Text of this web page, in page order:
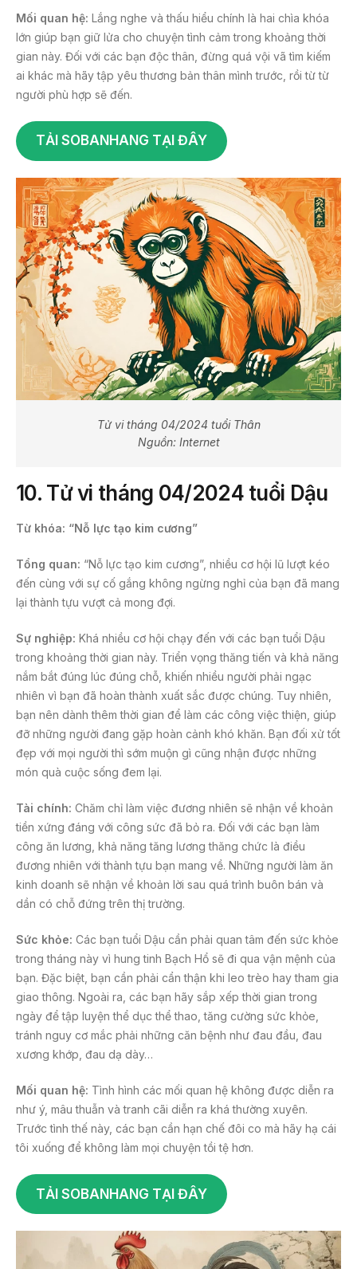
Mối quan hệ: Lắng nghe và thấu hiểu chính là hai chìa khóa
lớn giúp bạn giữ lửa cho chuyện tình cảm trong khoảng thời
gian này. Đối với các bạn độc thân, đừng quá vội vã tìm kiếm
ai khác mà hãy tập yêu thương bản thân mình trước, rồi từ từ
người phù hợp sẽ đến.
TẢI SOBANHANG TẠI ĐÂY
Tử vi tháng 04/2024 tuổi Thân
Nguồn: Internet
10. Tử vi tháng 04/2024 tuổi Dậu
Từ khóa: “Nỗ lực tạo kim cương”
Tổng quan: “Nỗ lực tạo kim cương”, nhiều cơ hội lũ lượt kéo
đến cùng với sự cố gắng không ngừng nghỉ của bạn đã mang
lại thành tựu vượt cả mong đợi.
Sự nghiệp: Khá nhiều cơ hội chạy đến với các bạn tuổi Dậu
trong khoảng thời gian này. Triển vọng thăng tiến và khả năng
nắm bắt đúng lúc đúng chỗ, khiến nhiều người phải ngạc
nhiên vì bạn đã hoàn thành xuất sắc được chúng. Tuy nhiên,
bạn nên dành thêm thời gian để làm các công việc thiện, giúp
đỡ những người đang gặp hoàn cảnh khó khăn. Bạn đối xử tốt
đẹp với mọi người thì sớm muộn gì cũng nhận được những
món quà cuộc sống đem lại.
Tài chính: Chăm chỉ làm việc đương nhiên sẽ nhận về khoản
tiền xứng đáng với công sức đã bỏ ra. Đối với các bạn làm
công ăn lương, khả năng tăng lương thăng chức là điều
đương nhiên với thành tựu bạn mang về. Những người làm ăn
kinh doanh sẽ nhận về khoản lời sau quá trình buôn bán và
dần có chỗ đứng trên thị trường.
Sức khỏe: Các bạn tuổi Dậu cần phải quan tâm đến sức khỏe
trong tháng này vì hung tinh Bạch Hổ sẽ đi qua vận mệnh của
bạn. Đặc biệt, bạn cần phải cẩn thận khi leo trèo hay tham gia
giao thông. Ngoài ra, các bạn hãy sắp xếp thời gian trong
ngày để tập luyện thể dục thể thao, tăng cường sức khỏe,
tránh nguy cơ mắc phải những căn bệnh như đau đầu, đau
xương khớp, đau dạ dày…
Mối quan hệ: Tình hình các mối quan hệ không được diễn ra
như ý, mâu thuẫn và tranh cãi diễn ra khá thường xuyên.
Trước tình thế này, các bạn cần hạn chế đôi co mà hãy hạ cái
tôi xuống để không làm mọi chuyện tồi tệ hơn.
TẢI SOBANHANG TẠI ĐÂY